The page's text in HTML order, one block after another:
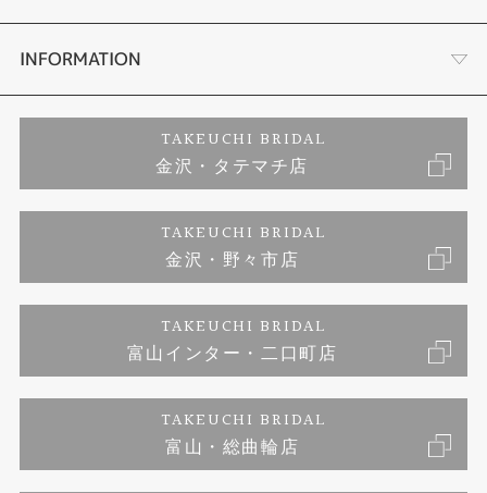
セットリング
婚約ネックレス
ダイヤモンド
ジュエリーリフォーム
お客様の声
プロポーズサポート
ブランドリスト
福井指輪工房｜手作りペアリング
福井指輪工房｜手作り結婚指輪 and 婚約指輪
福井工房｜手作り婚約指輪プロポーズプラン
会社概要
お客様の声
INFORMATION
プライバシーポリシー
TAKEUCHI BRIDAL
金沢・タテマチ店
TAKEUCHI BRIDAL
金沢・野々市店
TAKEUCHI BRIDAL
富山インター・二口町店
TAKEUCHI BRIDAL
富山・総曲輪店